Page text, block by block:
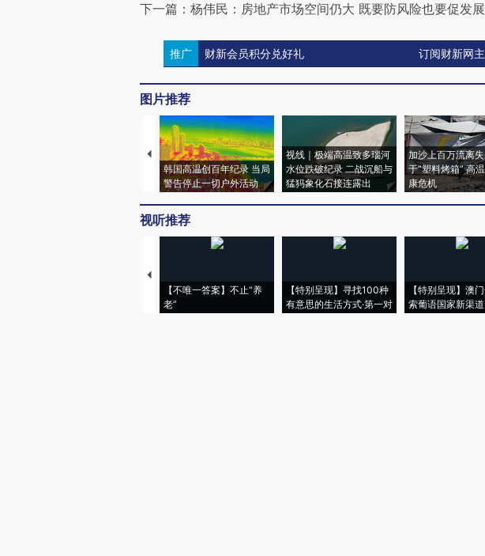
下一篇：杨伟民：房地产市场空间仍大 既要防风险也要促发展
推广 财新会员积分兑好礼 订阅财新网
图片推荐
韩国高温创百年纪录 当局
警告停止一切户外活动
视线｜极端高温致多瑙河
水位跌破纪录 二战沉船与
猛犸象化石接连露出
加沙上百万流离
于“塑料烤箱” 高
康危机
视听推荐
【不唯一答案】不止“养
老”
【特别呈现】寻找100种
有意思的生活方式·第一对
【特别呈现】澳
索葡语国家新渠道